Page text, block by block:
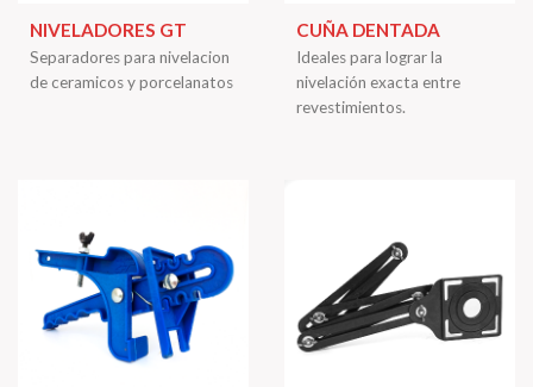
NIVELADORES GT
Separadores para nivelacion
de ceramicos y porcelanatos
CUÑA DENTADA
Ideales para lograr la
nivelación exacta entre
revestimientos.